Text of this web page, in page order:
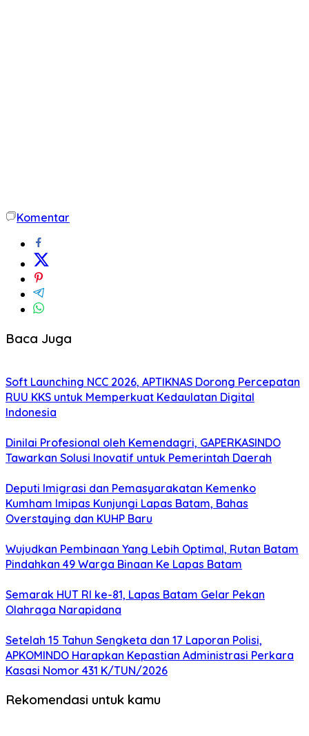
Komentar
Baca Juga
Soft Launching NCC 2026, APTIKNAS Dorong Percepatan
RUU KKS untuk Memperkuat Kedaulatan Digital
Indonesia
Dinilai Profesional oleh Kemendagri, GAPERKASINDO
Tawarkan Solusi Inovatif untuk Pemerintah Daerah
Deputi Imigrasi dan Pemasyarakatan Kemenko
Kumham Imipas Kunjungi Lapas Batam, Bahas
Overstaying dan KUHP Baru
Wujudkan Pembinaan Yang Lebih Optimal, Rutan Batam
Pindahkan 49 Warga Binaan Ke Lapas Batam
Semarak HUT RI ke-81, Lapas Batam Gelar Pekan
Olahraga Narapidana
Setelah 15 Tahun Sengketa dan 17 Laporan Polisi,
APKOMINDO Harapkan Kepastian Administrasi Perkara
Kasasi Nomor 431 K/TUN/2026
Rekomendasi untuk kamu